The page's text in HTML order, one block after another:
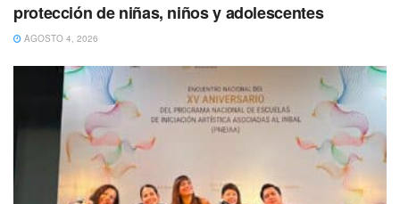
“Por este motivo vamos a atacar
muchísimo el tema de la educación y
tratar de ver que todos los ciudadanos
cumplan con la norma de respetar los
derechos de los animales”.
protección de niñas, niños y adolescentes
AGOSTO 4, 2026